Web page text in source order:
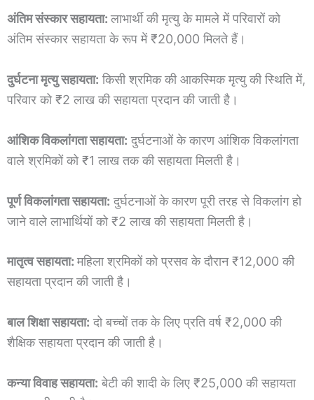
अंतिम संस्कार सहायता:लाभार्थी की मृत्यु के मामले में परिवारों को
अंतिम संस्कार सहायता के रूप में ₹20,000 मिलते हैं।
दुर्घटना मृत्यु सहायता: किसी श्रमिक की आकस्मिक मृत्यु की स्थिति में,
परिवार को ₹2 लाख की सहायता प्रदान की जाती है।
आंशिक विकलांगता सहायता: दुर्घटनाओं के कारण आंशिक विकलांगता
वाले श्रमिकों को ₹1 लाख तक की सहायता मिलती है।
पूर्ण विकलांगता सहायता: दुर्घटनाओं के कारण पूरी तरह से विकलांग हो
जाने वाले लाभार्थियों को ₹2 लाख की सहायता मिलती है।
मातृत्व सहायता:महिला श्रमिकों को प्रसव के दौरान ₹12,000 की
सहायता प्रदान की जाती है।
बाल शिक्षा सहायता: दो बच्चों तक के लिए प्रति वर्ष ₹2,000 की
शैक्षिक सहायता प्रदान की जाती है।
कन्या विवाह सहायता: बेटी की शादी के लिए ₹25,000 की सहायता